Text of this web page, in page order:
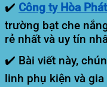
✔️ Công ty Hòa
trường bạt che
rẻ nhất và uy tín
✔️ Bài viết này,
linh phụ kiện và